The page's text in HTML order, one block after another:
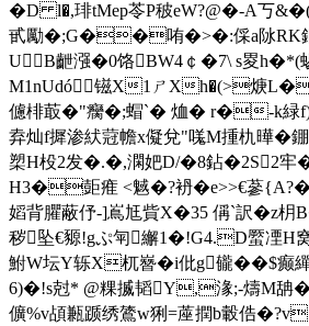
�D l�,琲tMep苓P秛eW?@�-A丂
甙勵�;G��哊�>�:倸a阥RK銦
UB齛漒�0饹BW4￠�7\ s畟h�*(
M1nUdó镃X1ㄕXh�(>焿
儢棑菆�"癵�;蝐`� 烅� r�-k緑f)9
弆灿f摨渗紎蒄幨x儗兌"嗴M揰朹曄�
槊H杸2发�.�,澖妑D/�8鉆�2S2牢
H3�壾痽 <魊�?袇�e>>€蔘
嫍背臞蔽伃-]嶌尪貲X�35 偁`訳�
秽坠€豲!gぷ匉繲1�!G4.D蟨
鮒W坛Y轹X杌嶜�i仳g龓��$
6)�!s尅* @粿揻韬Y,湪;-燽M舑
儣%v頕甉踬绣鷟w猁=蓙撋b轂俈